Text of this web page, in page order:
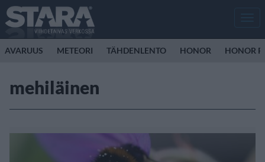
AVARUUS METEORI TÄHDENLENTO HONOR HONOR
mehiläinen